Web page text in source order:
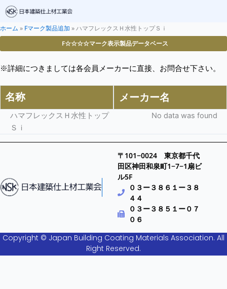
ホーム » Fマーク製品追加 »ハマフレックスＨ水性トップＳｉ
F☆☆☆☆マーク表示製品データベース
※詳細につきましては各会員メーカーに直接、お問合せ下さい。
名称 メーカー名
ハマフレックスＨ水性トップ
Ｓｉ
No data was found
〒101−0024 東京都千代
田区神田和泉町1−7−1扇ビ
ル5F
０３ー３８６１ー３８
４４
０３ー３８５１ー０７
０６
Copyright © Japan Building Coating Materials Association. All
Right Reserved.